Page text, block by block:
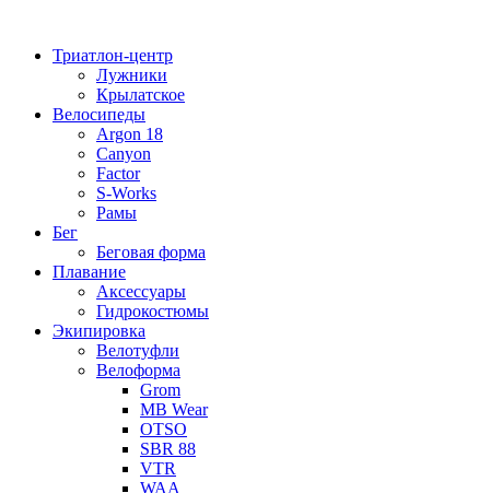
содержимому
Триатлон-центр
Лужники
Крылатское
Велосипеды
Argon 18
Canyon
Factor
S-Works
Рамы
Бег
Беговая форма
Плавание
Аксессуары
Гидрокостюмы
Экипировка
Велотуфли
Велоформа
Grom
MB Wear
OTSO
SBR 88
VTR
WAA